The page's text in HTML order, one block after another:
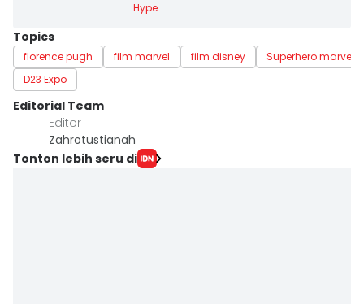
Hype
Topics
florence pugh film marvel film disney
Superhero marvel
D23 Expo
Editorial Team
Editor
Zahrotustianah
Tonton lebih seru di